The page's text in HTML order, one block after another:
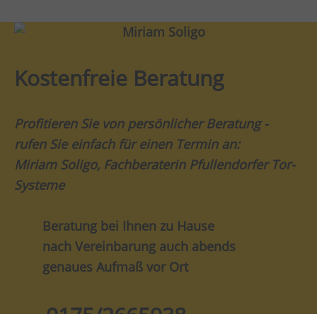
Kostenfreie Beratung
Profitieren Sie von persönlicher Beratung -
rufen Sie einfach für einen Termin an:
Miriam Soligo, Fachberaterin Pfullendorfer Tor-
Systeme
Beratung bei Ihnen zu Hause
nach Vereinbarung auch abends
genaues Aufmaß vor Ort